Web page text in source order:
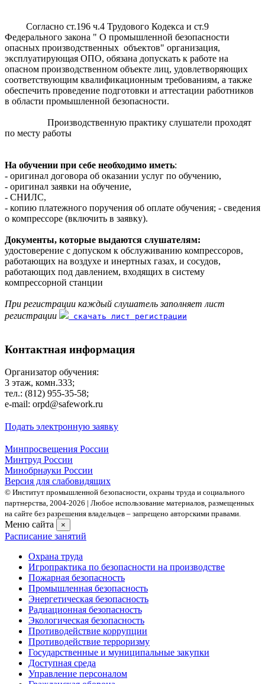
Согласно ст.196 ч.4 Трудового Кодекса и ст.9
Федерального закона " О промышленной безопасности
опасных производственных объектов" организация,
эксплуатирующая ОПО, обязана допускать к работе на
опасном производственном объекте лиц, удовлетворяющих
соответствующим квалификационным требованиям, а также
обеспечить проведение подготовки и аттестации работников
в области промышленной безопасности.
Производственную практику слушатели проходят
по месту работы
На обучении при себе необходимо иметь:
- оригинал договора об оказании услуг по обучению,
- оригинал заявки на обучение,
- СНИЛС,
- копию платежного поручения об оплате обучения; - сведения
о компрессоре (включить в заявку).
Документы, которые выдаются слушателям:
удостоверение с допуском к обслуживанию компрессоров,
работающих на воздухе и инертных газах, и сосудов,
работающих под давлением, входящих в систему
компрессорной станции
При регистрации каждый слушатель заполняет лист
регистрации
скачать лист регистрации
Контактная информация
Организатор обучения:
3 этаж, комн.333;
тел.: (812) 955-35-58;
e-mail: orpd@safework.ru
Подать электронную заявку
Минпросвещения России
Минтруд России
Минобрнауки России
Версия для слабовидящих
© Институт промышленной безопасности, охраны труда и социального
партнерства, 2004- 2026 | Любое использование материалов, размещенных
на сайте без разрешения владельцев – запрещено авторскими правами.
Меню сайта ×
Расписание занятий
Охрана труда
Игропрактика по безопасности на производстве
Пожарная безопасность
Промышленная безопасность
Энергетическая безопасность
Радиационная безопасность
Экологическая безопасность
Противодействие коррупции
Противодействие терроризму
Государственные и муниципальные закупки
Доступная среда
Управление персоналом